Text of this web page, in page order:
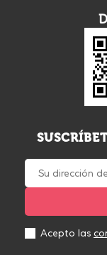
Acepto las